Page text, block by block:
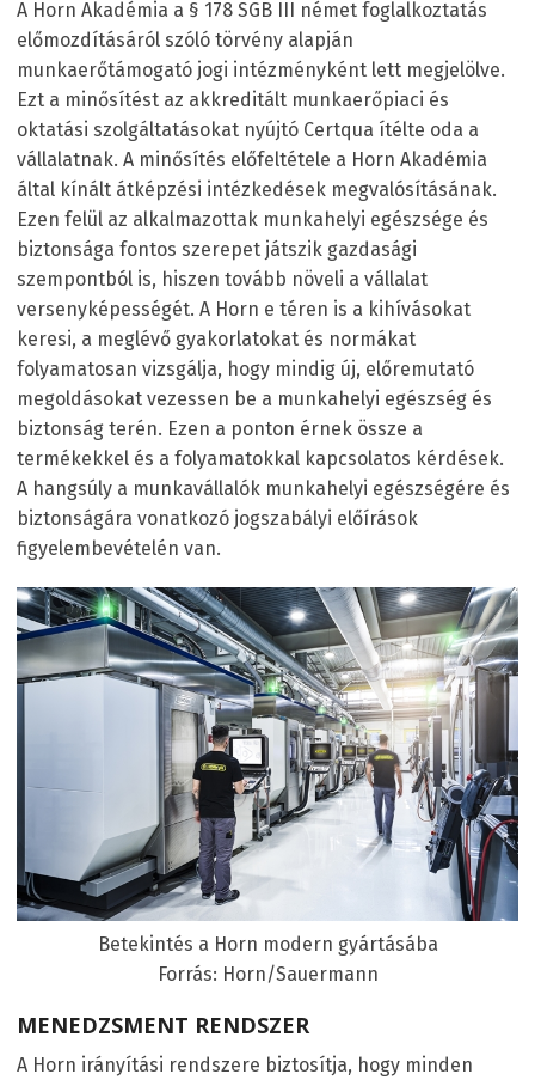
A Horn Akadémia a § 178 SGB III német foglalkoztatás
előmozdításáról szóló törvény alapján
munkaerőtámogató jogi intézményként lett megjelölve.
Ezt a minősítést az akkreditált munkaerőpiaci és
oktatási szolgáltatásokat nyújtó Certqua ítélte oda a
vállalatnak. A minősítés előfeltétele a Horn Akadémia
által kínált átképzési intézkedések megvalósításának.
Ezen felül az alkalmazottak munkahelyi egészsége és
biztonsága fontos szerepet játszik gazdasági
szempontból is, hiszen tovább növeli a vállalat
versenyképességét. A Horn e téren is a kihívásokat
keresi, a meglévő gyakorlatokat és normákat
folyamatosan vizsgálja, hogy mindig új, előremutató
megoldásokat vezessen be a munkahelyi egészség és
biztonság terén. Ezen a ponton érnek össze a
termékekkel és a folyamatokkal kapcsolatos kérdések.
A hangsúly a munkavállalók munkahelyi egészségére és
biztonságára vonatkozó jogszabályi előírások
figyelembevételén van.
Betekintés a Horn modern gyártásába
Forrás: Horn/Sauermann
MENEDZSMENT RENDSZER
A Horn irányítási rendszere biztosítja, hogy minden